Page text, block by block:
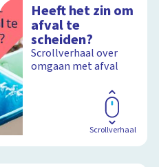
Heeft het zin om
afval te
scheiden?
Scrollverhaal over
omgaan met afval
Scrollverhaal